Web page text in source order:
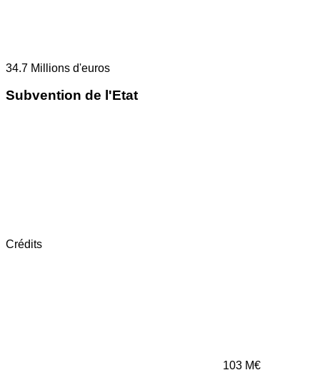
34.7 Millions d'euros
Subvention de l'Etat
Crédits
103 M€